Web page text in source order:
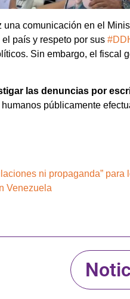
comunicación en el
país y respeto por sus
Sin embargo, el fiscal
las denuncias por
públicamente
ni propaganda” para
Venezuela